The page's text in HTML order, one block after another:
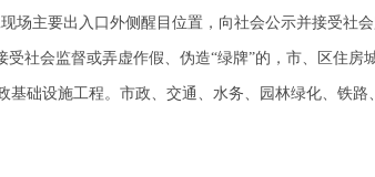
主要出入口外侧醒目位置，向社会公示并接受社会
会监督或弄虚作假、伪造“绿牌”的，市、区住房
设施工程。市政、交通、水务、园林绿化、铁路